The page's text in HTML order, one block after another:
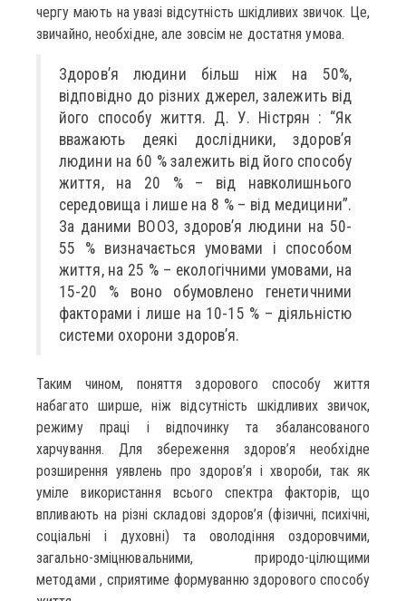
чергу мають на увазі відсутність шкідливих звичок. Це,
звичайно, необхідне, але зовсім не достатня умова.
Здоров’я людини більш ніж на 50%,
відповідно до різних джерел, залежить від
його способу життя. Д. У. Ністрян : “Як
вважають деякі дослідники, здоров’я
людини на 60 % залежить від його способу
життя, на 20 % – від навколишнього
середовища і лише на 8 % – від медицини”.
За даними ВООЗ, здоров’я людини на 50-
55 % визначається умовами і способом
життя, на 25 % – екологічними умовами, на
15-20 % воно обумовлено генетичними
факторами і лише на 10-15 % – діяльністю
системи охорони здоров’я.
Таким чином, поняття здорового способу життя
набагато ширше, ніж відсутність шкідливих звичок,
режиму праці і відпочинку та збалансованого
харчування. Для збереження здоров’я необхідне
розширення уявлень про здоров’я і хвороби, так як
уміле використання всього спектра факторів, що
впливають на різні складові здоров’я (фізичні, психічні,
соціальні і духовні) та оволодіння оздоровчими,
загально-зміцнювальними, природо-цілющими
методами , сприятиме формуванню здорового способу